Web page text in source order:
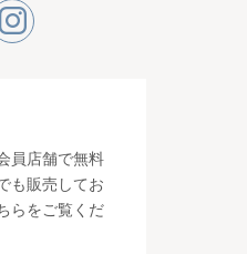
員店舗で無料
も販売してお
らをご覧くだ